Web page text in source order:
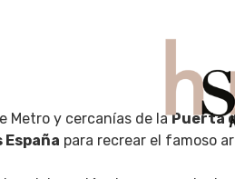
Metro y cercanías de laPuerta
para recrear el famoso